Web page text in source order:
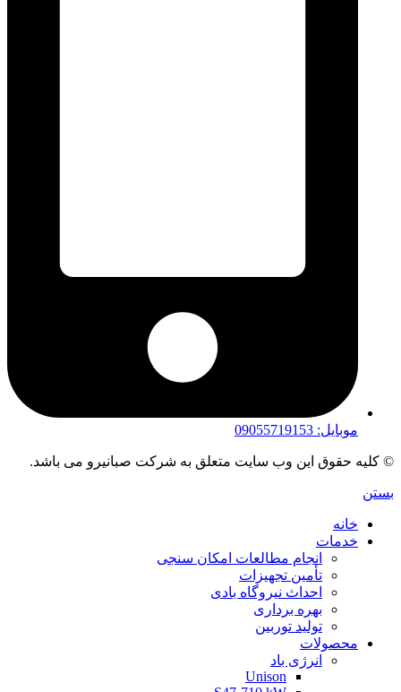
موبایل: 09055719153
© کلیه حقوق این وب سایت متعلق به شرکت صبانیرو می باشد.
بستن
خانه
خدمات
انجام مطالعات امکان سنجی
تأمین تجهیزات
احداث نیروگاه بادی
بهره برداری
تولید توربین
محصولات
انرژی باد
Unison